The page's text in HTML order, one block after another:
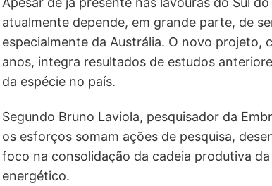
atualmente depende, em grande parte, de
especialmente da Austrália. O novo projeto,
anos, integra resultados de estudos
da espécie no país.
Segundo Bruno Laviola, pesquisador da
os esforços somam ações de pesquisa,
foco na consolidação da cadeia produtiva
energético.